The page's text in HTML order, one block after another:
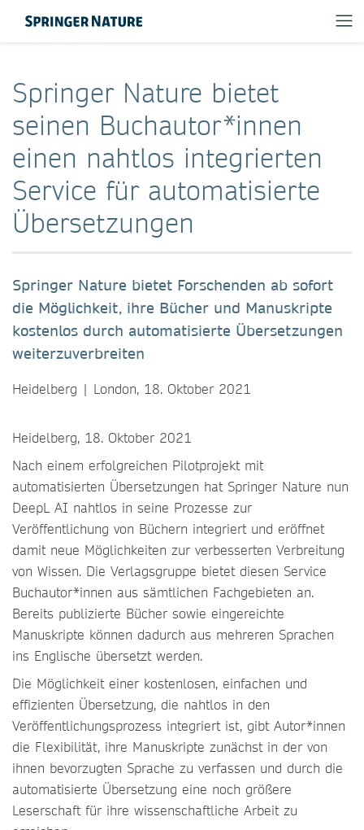
Springer Nature bietet
seinen Buchautor*innen
einen nahtlos integrierten
Service für automatisierte
Übersetzungen
Springer Nature bietet Forschenden ab sofort
die Möglichkeit, ihre Bücher und Manuskripte
kostenlos durch automatisierte Übersetzungen
weiterzuverbreiten
Heidelberg | London, 18. Oktober 2021
Heidelberg, 18. Oktober 2021
Nach einem erfolgreichen Pilotprojekt mit
automatisierten Übersetzungen hat Springer Nature nun
DeepL AI nahtlos in seine Prozesse zur
Veröffentlichung von Büchern integriert und eröffnet
damit neue Möglichkeiten zur verbesserten Verbreitung
von Wissen. Die Verlagsgruppe bietet diesen Service
Buchautor*innen aus sämtlichen Fachgebieten an.
Bereits publizierte Bücher sowie eingereichte
Manuskripte können dadurch aus mehreren Sprachen
ins Englische übersetzt werden.
Die Möglichkeit einer kostenlosen, einfachen und
effizienten Übersetzung, die nahtlos in den
Veröffentlichungsprozess integriert ist, gibt Autor*innen
die Flexibilität, ihre Manuskripte zunächst in der von
ihnen bevorzugten Sprache zu verfassen und durch die
automatisierte Übersetzung eine noch größere
Leserschaft für ihre wissenschaftliche Arbeit zu